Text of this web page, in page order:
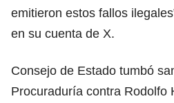
emitieron estos fallos
en su cuenta de X.
Consejo de Estado tumbó
Procuraduría contra Rodolfo